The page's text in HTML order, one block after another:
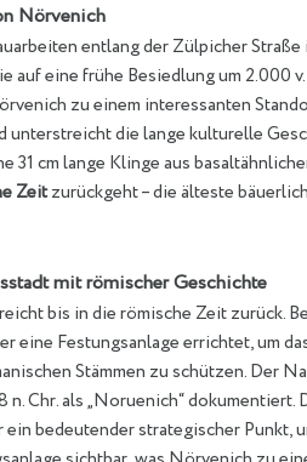
Nörvenich
entlang der Zülpicher Straße
auf eine frühe Besiedlung um 2.000
zu einem interessanten
unterstreicht die lange kulturelle
31 cm lange Klinge aus
Zeitzurückgeht – die älteste
mit römischer Geschichte
bis in die römische Zeit zurück.
eine Festungsanlage errichtet, um
Stämmen zu schützen. Der
n. Chr. als „Noruenich“ dokumentiert.
bedeutender strategischer Punkt,